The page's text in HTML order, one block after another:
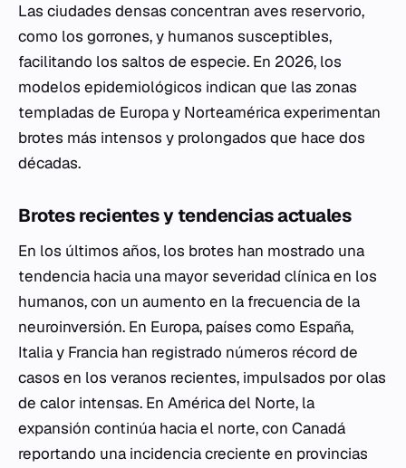
Las ciudades densas concentran aves reservorio,
como los gorrones, y humanos susceptibles,
facilitando los saltos de especie. En 2026, los
modelos epidemiológicos indican que las zonas
templadas de Europa y Norteamérica experimentan
brotes más intensos y prolongados que hace dos
décadas.
Brotes recientes y tendencias actuales
En los últimos años, los brotes han mostrado una
tendencia hacia una mayor severidad clínica en los
humanos, con un aumento en la frecuencia de la
neuroinversión. En Europa, países como España,
Italia y Francia han registrado números récord de
casos en los veranos recientes, impulsados por olas
de calor intensas. En América del Norte, la
expansión continúa hacia el norte, con Canadá
reportando una incidencia creciente en provincias